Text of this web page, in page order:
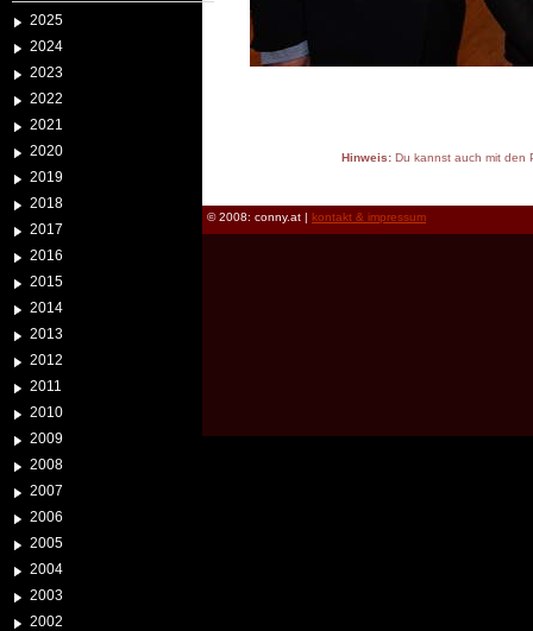
2025
2024
2023
2022
2021
2020
2019
2018
2017
2016
2015
2014
2013
2012
2011
2010
2009
2008
2007
2006
2005
2004
2003
2002
Hinweis:Du kannst auch mit den
© 2008: conny.at | kontakt & impressum